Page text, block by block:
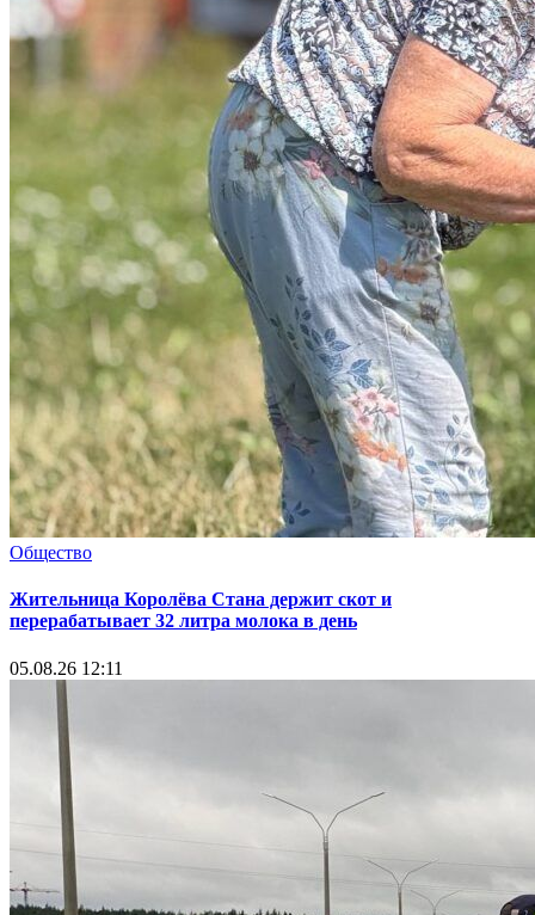
Общество
Жительница Королёва Стана держит скот и
перерабатывает 32 литра молока в день
05.08.26 12:11